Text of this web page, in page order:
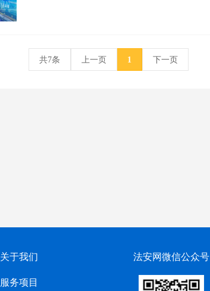
共7条 上一页 1 下一页
关于我们
服务项目
法安网微信公众号